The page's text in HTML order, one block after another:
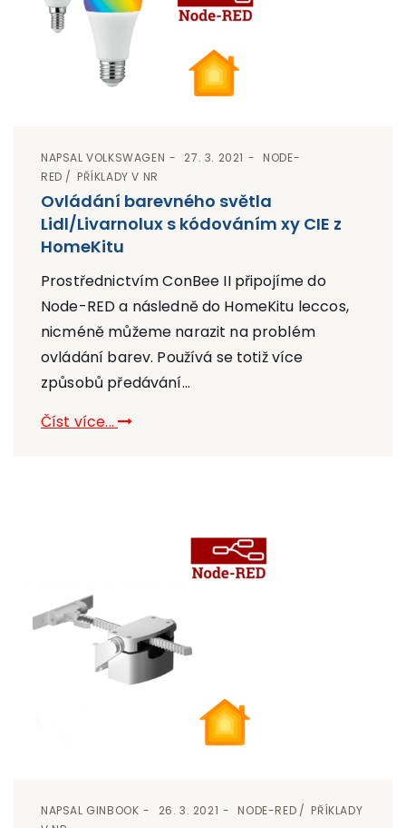
NAPSALVOLKSWAGEN 27. 3. 2021
NODE-
RED
PŘÍKLADY V NR
Ovládání barevného světla
Lidl/Livarnolux s kódováním xy CIE z
HomeKitu
Prostřednictvím ConBee II připojíme do
Node-RED a následně do HomeKitu leccos,
nicméně můžeme narazit na problém
ovládání barev. Používá se totiž více
způsobů předávání...
Číst více...
NAPSAL GINBOOK 26. 3. 2021 NODE-RED
PŘÍKLADY